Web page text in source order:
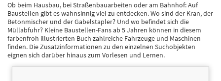
Ob beim Hausbau, bei Straßenbauarbeiten oder am Bahnhof: Auf
Baustellen gibt es wahnsinnig viel zu entdecken. Wo sind der Kran, der
Betonmischer und der Gabelstapler? Und wo befindet sich die
Müllabfuhr? Kleine Baustellen-Fans ab 5 Jahren können in diesem
farbenfroh illustrierten Buch zahlreiche Fahrzeuge und Maschinen
finden. Die Zusatzinformationen zu den einzelnen Suchobjekten
eignen sich darüber hinaus zum Vorlesen und Lernen.